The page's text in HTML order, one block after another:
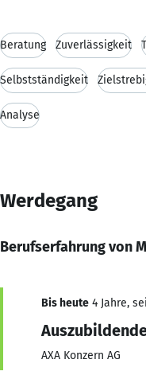
Beratung Zuverlässigkeit
Selbstständigkeit
Analyse
Werdegang
Berufserfahrung von
Bis heute 4 Jahre,
AXA Konzern AG